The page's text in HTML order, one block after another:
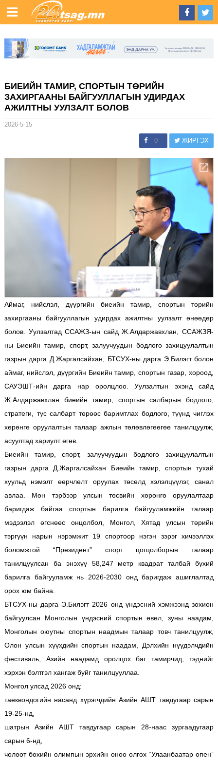
БИЕИЙН ТАМИР, СПОРТЫН ТӨРИЙН
ЗАХИРГААНЫ БАЙГУУЛЛАГЫН УДИРДАХ
АЖИЛТНЫ УУЛЗАЛТ БОЛОВ
2026-5-15
0 ЖИРГЭХ
Аймаг, нийслэл, дүүргийн биеийн тамир, спортын төрийн
захиргааны байгууллагын удирдах ажилтны уулзалт өнөөдөр
болов. Уулзалтад ССАЖЗ-ын сайд Ж.Алдаржавхлан, ССАЖЗЯ-
ны Биеийн тамир, спорт, залуучуудын бодлого захицуулалтын
газрын дарга Д.Жаргалсайхан, БТСУХ-ны дарга Э.Билэгт болон
аймаг, нийслэл, дүүргийн Биеийн тамир, спортын газар, хороод,
САУЭШТ-ийн дарга нар оролцлоо. Уулзалтын эхэнд сайд
Ж.Алдаржавхлан биеийн тамир, спортын салбарын бодлого,
стратеги, тус салбарт төрөөс баримтлах бодлого, түүнд чиглэх
хөрөнгө оруулалтын талаар ажлын төлөвлөгөөгөө танилцуулж,
асуултад хариулт өгөв.
Биеийн тамир, спорт, залуучуудын бодлого захицуулалтын
газрын дарга Д.Жаргалсайхан Биеийн тамир, спортын тухай
хуульд нэмэлт өөрчлөлт оруулах төсөлд хэлэлцүүлэг, санал
авлаа. Мөн тэрбээр улсын төсвийн хөрөнгө оруулалтаар
баригдаж байгаа спортын барилга байгууламжийн талаар
мэдээлэл өгснөөс онцолбол, Монгол, Хятад улсын төрийн
тэргүүн нарын нэрэмжит 19 спортоор нэгэн зэрэг хичээллэх
боломжтой “Президент” спорт цогцолборын талаар
танилцуулсан ба энэхүү 58,247 метр квадрат талбай бүхий
барилга байгууламж нь 2026-2030 онд баригдаж ашиглалтад
орох юм байна.
БТСУХ-ны дарга Э.Билэгт 2026 онд үндэсний хэмжээнд зохион
байгуулсан Монголын үндэсний спортын өвөл, зуны наадам,
Монголын оюутны спортын наадмын талаар товч танилцуулж,
Олон улсын хүүхдийн спортын наадам, Дэлхийн нүүдэлчдийн
фестиваль, Азийн наадамд оролцох баг тамирчид, тэднийг
хэрхэн бэлтгэл хангаж буйг танилцууллаа.
Монгол улсад 2026 онд:
таеквондогийн насанд хүрэгчдийн Азийн АШТ тавдугаар сарын
19-25-нд,
шатрын Азийн АШТ тавдугаар сарын 28-наас зургаадугаар
сарын 6-нд,
чөлөөт бөхийн олимпын эрхийн оноо олгох “Улаанбаатар опен”